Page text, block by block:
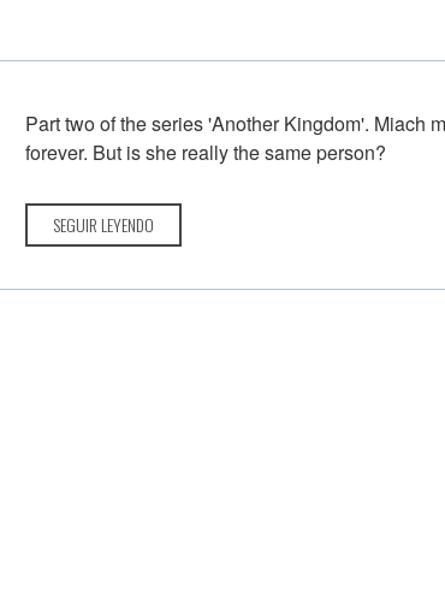
Part two of the series 'Another Kingdom'. Miach
forever. But is she really the same person?
SEGUIR LEYENDO